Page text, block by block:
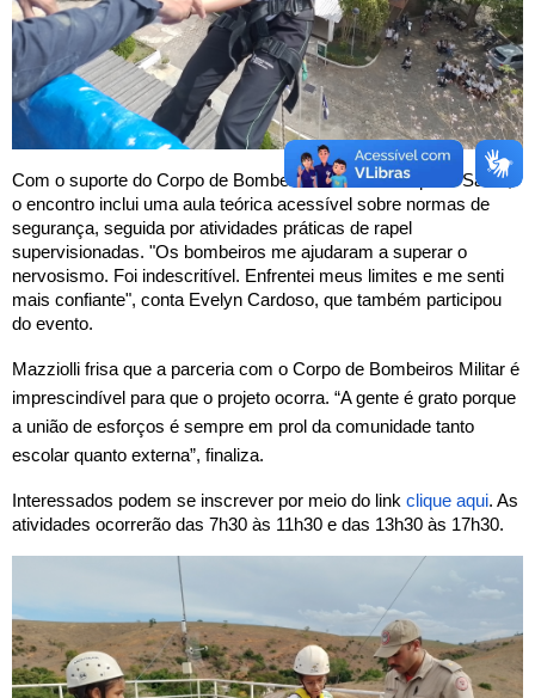
Com o suporte do Corpo de Bombeiros Militar do Espírito Santo,
o encontro inclui uma aula teórica acessível sobre normas de
segurança, seguida por atividades práticas de rapel
supervisionadas. "Os bombeiros me ajudaram a superar o
nervosismo. Foi indescritível. Enfrentei meus limites e me senti
mais confiante", conta Evelyn Cardoso, que também participou
do evento.
Mazziolli frisa que a parceria com o Corpo de Bombeiros Militar é
imprescindível para que o projeto ocorra. “A gente é grato porque
a união de esforços é sempre em prol da comunidade tanto
escolar quanto externa”, finaliza.
Interessados podem se inscrever por meio do link clique aqui. As
atividades ocorrerão das 7h30 às 11h30 e das 13h30 às 17h30.